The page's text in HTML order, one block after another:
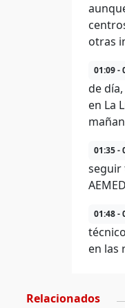
otras
01:09 -
de
en La
01:35 -
seguir
01:48 -
en las
Relacionados